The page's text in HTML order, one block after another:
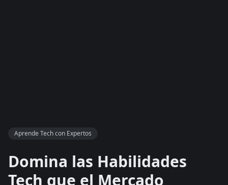
Aprende Tech con Expertos
Domina las Habilidades
Tech que el Mercado